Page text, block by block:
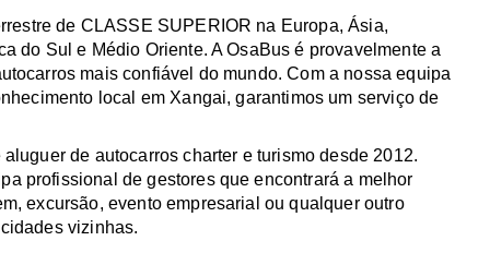
de CLASSE SUPERIOR na Europa, Ásia,
do Sul e Médio Oriente. A OsaBus é provavelmente a
mais confiável do mundo. Com a nossa equipa
local em Xangai, garantimos um serviço de
de autocarros charter e turismo desde 2012.
profissional de gestores que encontrará a melhor
excursão, evento empresarial ou qualquer outro
vizinhas.